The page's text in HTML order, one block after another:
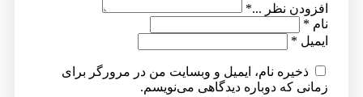
افزودن نظر ...*
نام *
ایمیل *
ذخیره نام، ایمیل و وبسایت من در مرورگر برای
زمانی که دوباره دیدگاهی می‌نویسم.